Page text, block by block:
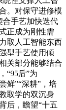
。对保守进修模
合手艺加快迭代
正成为刚性需
取人工智能东西
型手艺使用倾
关部分能够结合
“95后”为
鲜”“深耕”，培
取学的双沉身
后，瞻望“十五